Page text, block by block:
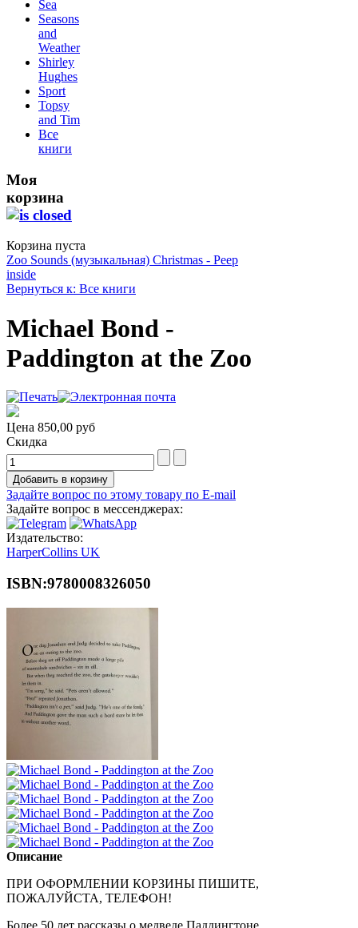
Sea
Seasons
and
Weather
Shirley
Hughes
Sport
Topsy
and Tim
Все
книги
Моя
корзина
Корзина пуста
Zoo Sounds (музыкальная) Christmas - Peep
inside
Вернуться к: Все книги
Michael Bond -
Paddington at the Zoo
Цена 850,00 руб
Скидка
Задайте вопрос по этому товару по E-mail
Задайте вопрос в мессенджерах:
Издательство:
HarperCollins UK
ISBN:9780008326050
Описание
ПРИ ОФОРМЛЕНИИ КОРЗИНЫ ПИШИТЕ,
ПОЖАЛУЙСТА, ТЕЛЕФОН!
Более 50 лет рассказы о медведе Паддингтоне